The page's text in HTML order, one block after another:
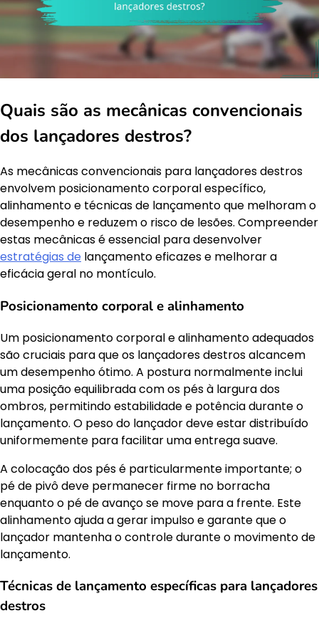
Quais são as mecânicas convencionais
dos lançadores destros?
As mecânicas convencionais para lançadores destros
envolvem posicionamento corporal específico,
alinhamento e técnicas de lançamento que melhoram o
desempenho e reduzem o risco de lesões. Compreender
estas mecânicas é essencial para desenvolver
estratégias de lançamento eficazes e melhorar a
eficácia geral no montículo.
Posicionamento corporal e alinhamento
Um posicionamento corporal e alinhamento adequados
são cruciais para que os lançadores destros alcancem
um desempenho ótimo. A postura normalmente inclui
uma posição equilibrada com os pés à largura dos
ombros, permitindo estabilidade e potência durante o
lançamento. O peso do lançador deve estar distribuído
uniformemente para facilitar uma entrega suave.
A colocação dos pés é particularmente importante; o
pé de pivô deve permanecer firme no borracha
enquanto o pé de avanço se move para a frente. Este
alinhamento ajuda a gerar impulso e garante que o
lançador mantenha o controle durante o movimento de
lançamento.
Técnicas de lançamento específicas para lançadores
destros